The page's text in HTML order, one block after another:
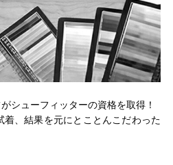
シューフィッターの資格を取得！
、結果を元にとことんこだわった